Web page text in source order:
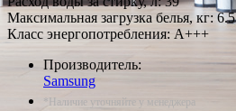
Максимальная загрузка белья, кг: 6.5
Класс энергопотребления: A+++
Производитель:
Samsung
*Наличие уточняйте у менеджера